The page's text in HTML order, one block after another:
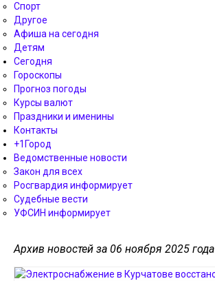
Спорт
Другое
Афиша на сегодня
Детям
Сегодня
Гороскопы
Прогноз погоды
Курсы валют
Праздники и именины
Контакты
+1Город
Ведомственные новости
Закон для всех
Росгвардия информирует
Судебные вести
УФСИН информирует
Архив новостей за 06 ноября 2025 года